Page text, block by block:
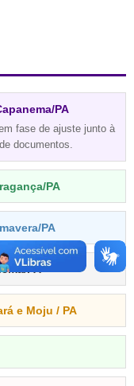
PA
fase de ajuste junto à
documentos.
PA
PA
PA
e Moju / PA